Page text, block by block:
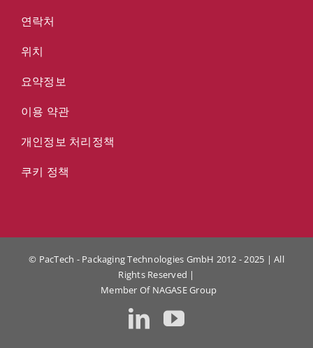
연락처
위치
요약정보
이용 약관
개인정보 처리정책
쿠키 정책
© PacTech - Packaging Technologies GmbH 2012 - 2025 | All
Rights Reserved |
Member Of NAGASE Group
LinkedInYouTube